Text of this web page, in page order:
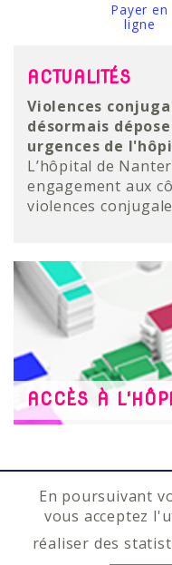
Payer en
ligne
ACTUALITÉS
L’Hôpital de
intégrant
L’Hôpital de
étape importante
son plateau
nouveau scanner
Violences
désormais
urgences de
L’hôpital de
engagement aux
violences
Parcours Diane :
soins pour les
violences
Une équipe dédiée
femmes victimes
ACCÈS À
Nous contacter|
CASH de Nanterre 403,
92014 NANTERRE CEDEX
En poursuivant
vous acceptez
réaliser des